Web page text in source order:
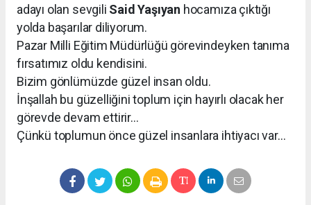
adayı olan sevgili Said Yaşıyan hocamıza çıktığı
yolda başarılar diliyorum.
Pazar Milli Eğitim Müdürlüğü görevindeyken tanıma
fırsatımız oldu kendisini.
Bizim gönlümüzde güzel insan oldu.
İnşallah bu güzelliğini toplum için hayırlı olacak her
görevde devam ettirir…
Çünkü toplumun önce güzel insanlara ihtiyacı var…